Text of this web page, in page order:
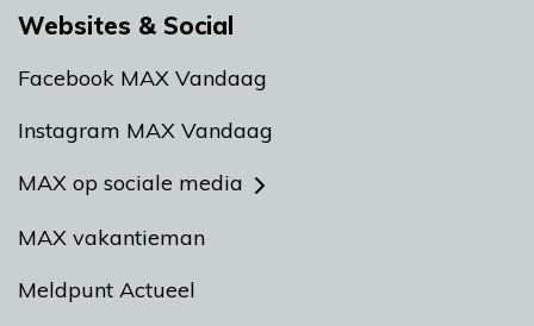
Websites & Social
Facebook MAX Vandaag
Instagram MAX Vandaag
MAX op sociale media
MAX vakantieman
Meldpunt Actueel